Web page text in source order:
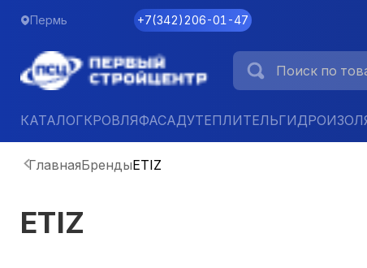
Пермь +7(342)206-01-47
КАТАЛОГКРОВЛЯФАСАДУТЕПЛИТЕЛЬ
ГлавнаяБрендыETIZ
ETIZ